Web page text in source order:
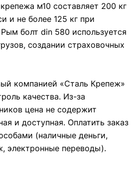
м10 составляет 200 кг
и не более 125 кг при
болт din 580 используется
создании страховочных
компанией «Сталь Крепеж»
качества. Из-за
цена не содержит
и доступная. Оплатить заказ
(наличные деньги,
электронные переводы).